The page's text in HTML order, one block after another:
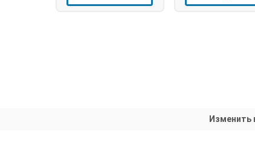
Изменить